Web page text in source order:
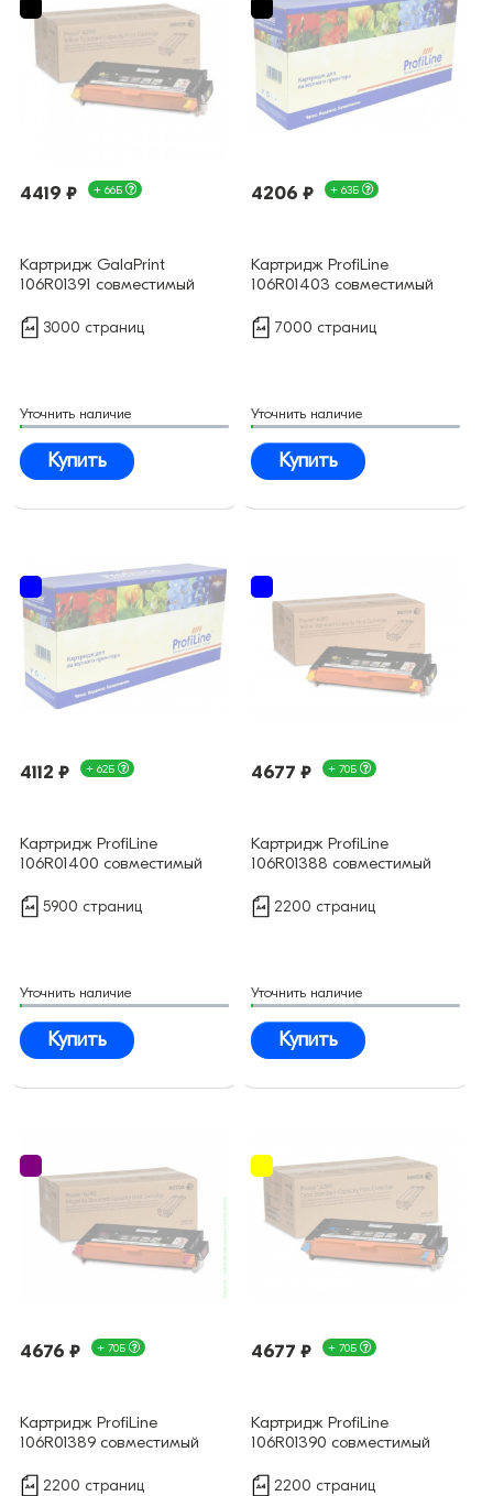
4419 ₽ + 66Б
Картридж GalaPrint
106R01391 совместимый
3000 страниц
Уточнить наличие
Купить
4206 ₽ + 63Б
Картридж ProfiLine
106R01403 совместимый
7000 страниц
Уточнить наличие
Купить
4112 ₽ + 62Б
Картридж ProfiLine
106R01400 совместимый
5900 страниц
Уточнить наличие
Купить
4677 ₽ + 70Б
Картридж ProfiLine
106R01388 совместимый
2200 страниц
Уточнить наличие
Купить
4676 ₽ + 70Б
Картридж ProfiLine
106R01389 совместимый
2200 страниц
4677 ₽ + 70Б
Картридж ProfiLine
106R01390 совместимый
2200 страниц